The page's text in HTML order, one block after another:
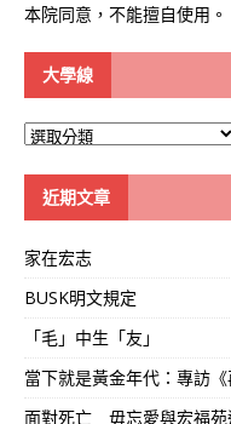
本院同意，不能擅自使用。
大學線
大
近期文章
家在宏志
BUSK明文規定
「毛」中生「友」
當下就是黃金年代：專訪
面對死亡 毋忘愛與宏福苑